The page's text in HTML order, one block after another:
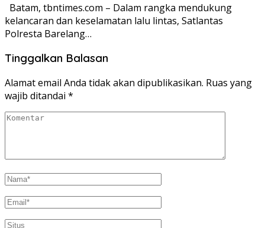
Batam, tbntimes.com – Dalam rangka mendukung
kelancaran dan keselamatan lalu lintas, Satlantas
Polresta Barelang…
Tinggalkan Balasan
Alamat email Anda tidak akan dipublikasikan. Ruas yang
wajib ditandai *